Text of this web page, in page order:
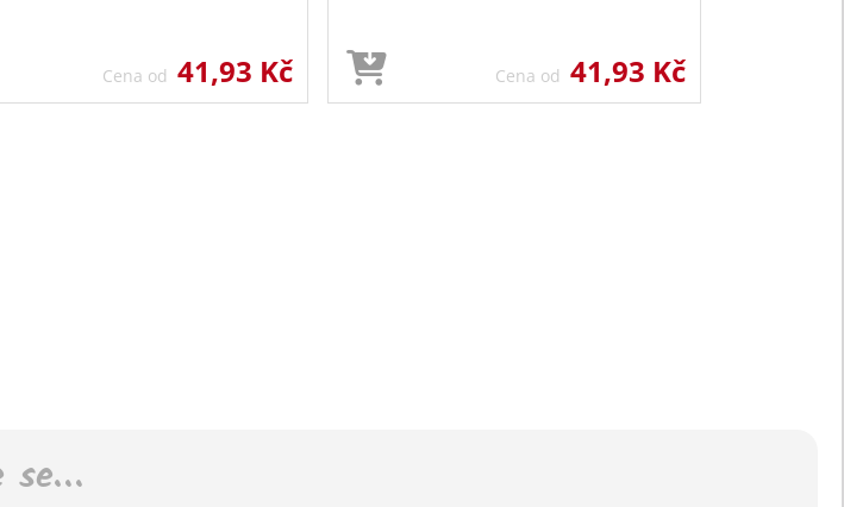
Cena od 41,93 Kč Cena od 41,93 Kč
se…